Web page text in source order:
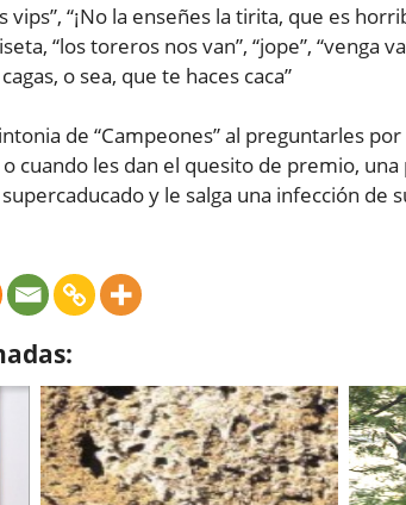
“¡No la enseñes la tirita, que es
“los toreros nos van”, “jope”, “venga
o sea, que te haces caca”
de “Campeones” al preguntarles
cuando les dan el quesito de premio, una
y le salga una infección de